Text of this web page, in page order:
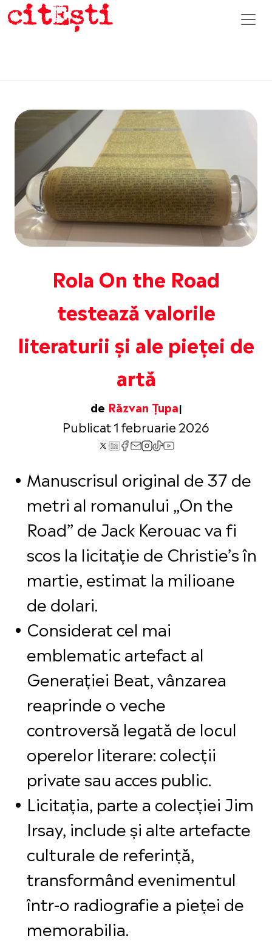
Rola On the Road
testează valorile
literaturii și ale pieței de
artă
de Răzvan Țupa
Publicat 1 februarie 2026
Manuscrisul original de 37 de
metri al romanului „On the
Road” de Jack Kerouac va fi
scos la licitație de Christie’s în
martie, estimat la milioane
de dolari.
Considerat cel mai
emblematic artefact al
Generației Beat, vânzarea
reaprinde o veche
controversă legată de locul
operelor literare: colecții
private sau acces public.
Licitația, parte a colecției Jim
Irsay, include și alte artefacte
culturale de referință,
transformând evenimentul
într-o radiografie a pieței de
memorabilia.